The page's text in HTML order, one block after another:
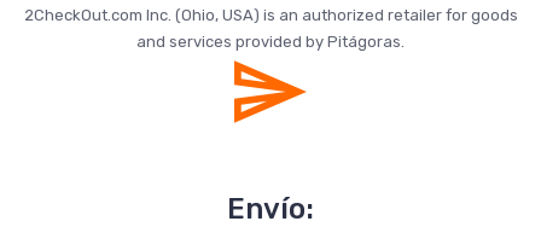
2CheckOut.com Inc. (Ohio, USA) is an authorized retailer for goods
and services provided by Pitágoras.
Envío: